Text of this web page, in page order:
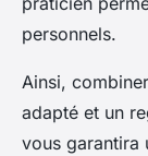
personnels.
Ainsi,
adapté et un
vous garantira